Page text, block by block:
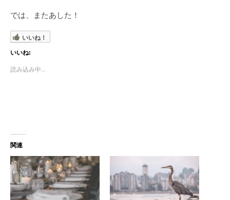
では、またあした！
いいね！
いいね:
読み込み中...
関連